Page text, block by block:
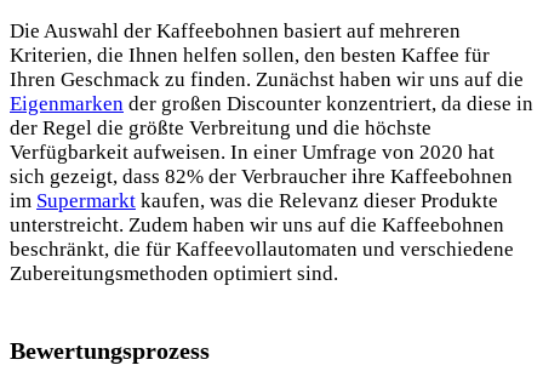
Die Auswahl der Kaffeebohnen basiert auf mehreren
Kriterien, die Ihnen helfen sollen, den besten Kaffee für
Ihren Geschmack zu finden. Zunächst haben wir uns auf die
Eigenmarken der großen Discounter konzentriert, da diese in
der Regel die größte Verbreitung und die höchste
Verfügbarkeit aufweisen. In einer Umfrage von 2020 hat
sich gezeigt, dass 82% der Verbraucher ihre Kaffeebohnen
im Supermarkt kaufen, was die Relevanz dieser Produkte
unterstreicht. Zudem haben wir uns auf die Kaffeebohnen
beschränkt, die für Kaffeevollautomaten und verschiedene
Zubereitungsmethoden optimiert sind.
Bewertungsprozess